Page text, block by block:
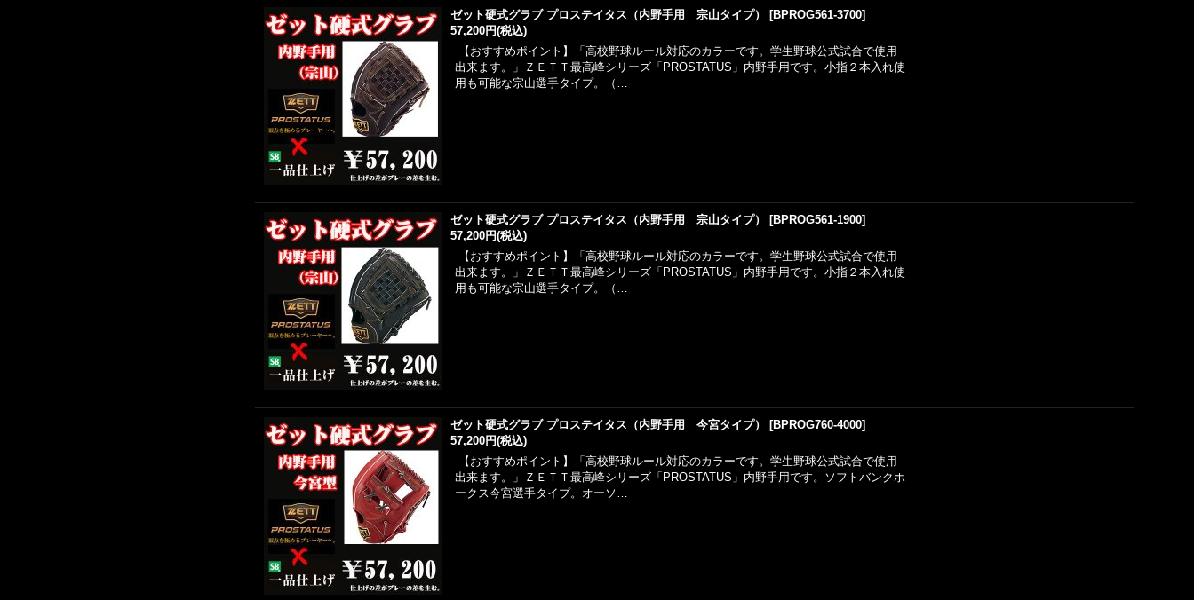
ゼット硬式グラブ プロステイタス（内野手用 宗山タイプ） [BPROG561-3700]
57,200円(税込)
【おすすめポイント】「高校野球ルール対応のカラーです。学生野球公式試合で使用
出来ます。」ＺＥＴＴ最高峰シリーズ「PROSTATUS」内野手用です。小指２本入れ使
用も可能な宗山選手タイプ。（…
ゼット硬式グラブ プロステイタス（内野手用 宗山タイプ） [BPROG561-1900]
57,200円(税込)
【おすすめポイント】「高校野球ルール対応のカラーです。学生野球公式試合で使用
出来ます。」ＺＥＴＴ最高峰シリーズ「PROSTATUS」内野手用です。小指２本入れ使
用も可能な宗山選手タイプ。（…
ゼット硬式グラブ プロステイタス（内野手用 今宮タイプ） [BPROG760-4000]
57,200円(税込)
【おすすめポイント】「高校野球ルール対応のカラーです。学生野球公式試合で使用
出来ます。」ＺＥＴＴ最高峰シリーズ「PROSTATUS」内野手用です。ソフトバンクホ
ークス今宮選手タイプ。オーソ…